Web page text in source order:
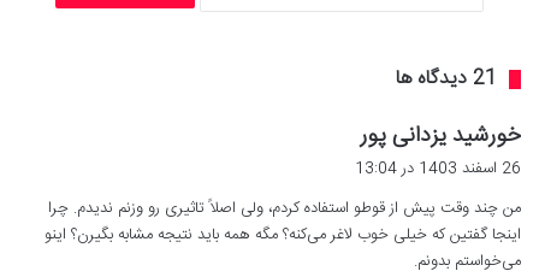
‫21 دیدگاه ها
خورشید یزدانی پور
ف
:
26 اسفند 1403 در 13:04
من چند وقت پیش از قوطو استفاده کردم، ولی اصلاً تاثیری رو وزنم ندیدم. چرا
اینجا گفتین که خیلی خوب لاغر می‌کنه؟ مگه همه باید نتیجه مشابه بگیرن؟ اینو
می‌خواستم بدونم.